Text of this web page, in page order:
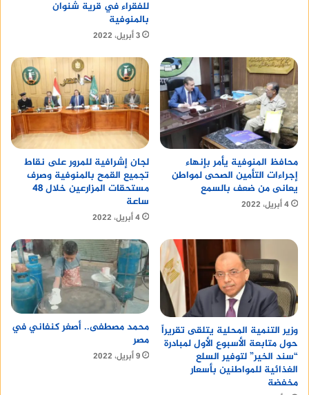
للفقراء في قرية شنوان
بالمنوفية
3 أبريل، 2022
محافظ المنوفية يأمر بإنهاء
إجراءات التأمين الصحى لمواطن
يعانى من ضعف بالسمع
4 أبريل، 2022
لجان إشرافية للمرور على نقاط
تجميع القمح بالمنوفية وصرف
مستحقات المزارعين خلال 48
ساعة
4 أبريل، 2022
وزير التنمية المحلية يتلقى تقريراً
حول متابعة الأسبوع الأول لمبادرة
“سند الخير” لتوفير السلع
الغذائية للمواطنين بأسعار
مخفضة
محمد مصطفى.. أصغر كنفاني في
مصر
9 أبريل، 2022